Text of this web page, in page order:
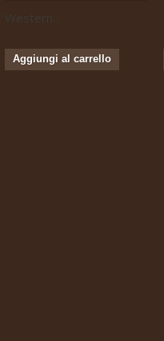
Western...
Aggiungi al carrello